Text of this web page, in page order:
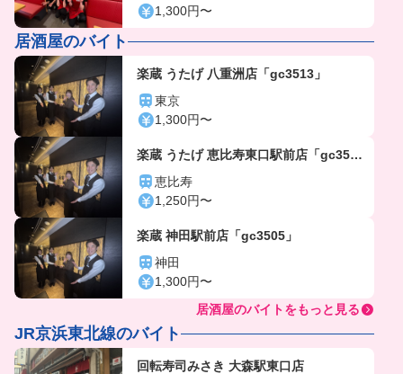
1,300円〜
居酒屋のバイト
楽蔵 うたげ 八重洲店「gc3513」
東京
1,300円〜
楽蔵 うたげ 恵比寿東口駅前店「gc356
4」恵比寿
1,250円〜
楽蔵 神田駅前店「gc3505」
神田
1,300円〜
居酒屋のバイトをもっと見る
JR京浜東北線のバイト
回転寿司みさき 大森駅東口店